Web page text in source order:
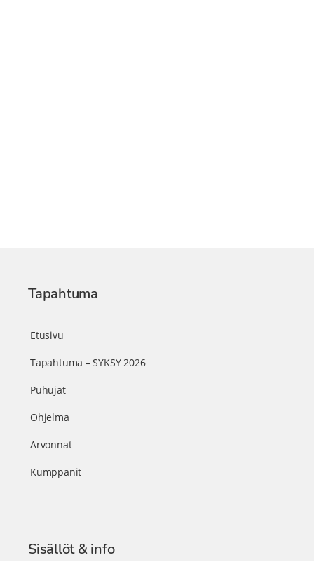
Tapahtuma
Etusivu
Tapahtuma – SYKSY 2026
Puhujat
Ohjelma
Arvonnat
Kumppanit
Sisällöt & info